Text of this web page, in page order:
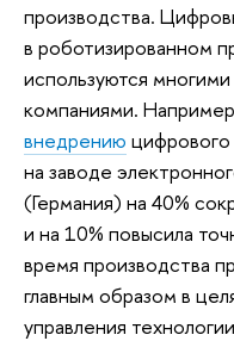
производства.
в роботизированном
используются
компаниями.
внедрению
на заводе
(Германия) на 40%
и на 10% повысила
время производства
главным образом в
управления технологии